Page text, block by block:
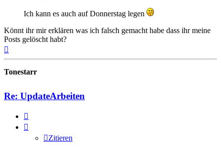
Ich kann es auch auf Donnerstag legen
Könnt ihr mir erklären was ich falsch gemacht habe dass ihr meine
Posts gelöscht habt?
Tonestarr
Re: UpdateArbeiten
Zitieren